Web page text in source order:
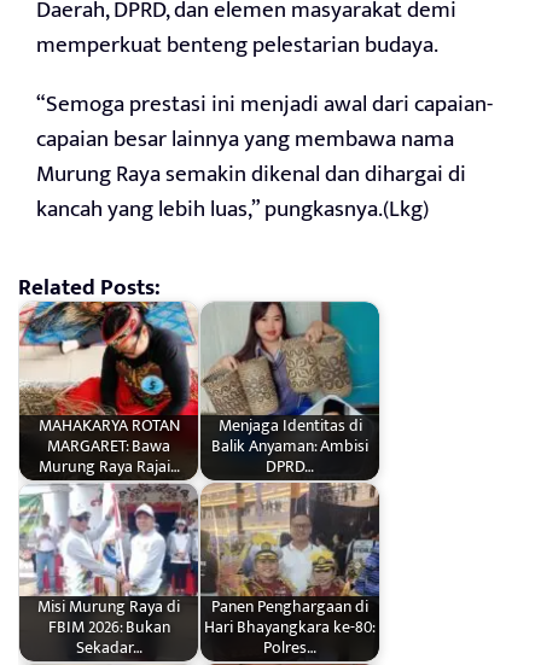
Daerah, DPRD, dan elemen masyarakat demi
memperkuat benteng pelestarian budaya.
“Semoga prestasi ini menjadi awal dari capaian-
capaian besar lainnya yang membawa nama
Murung Raya semakin dikenal dan dihargai di
kancah yang lebih luas,” pungkasnya.(Lkg)
Related Posts:
MAHAKARYA ROTAN
MARGARET: Bawa
Murung Raya Rajai…
Menjaga Identitas di
Balik Anyaman: Ambisi
DPRD…
Misi Murung Raya di
FBIM 2026: Bukan
Sekadar…
Panen Penghargaan di
Hari Bhayangkara ke-80:
Polres…